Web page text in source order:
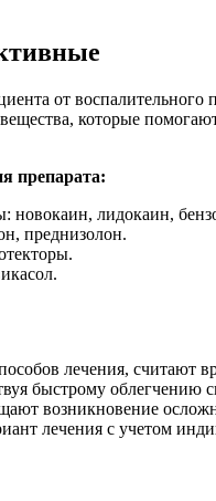
от
которые
препарата:
лидокаин,
преднизолон.
лечения, считают
быстрому
возникновение
лечения с учетом